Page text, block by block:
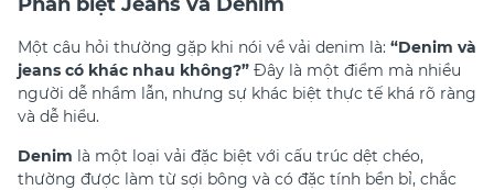
Một câu hỏi thường gặp khi nói về vải denim là: “Denim và
jeans có khác nhau không?” Đây là một điểm mà nhiều
người dễ nhầm lẫn, nhưng sự khác biệt thực tế khá rõ ràng
và dễ hiểu.
Denim là một loại vải đặc biệt với cấu trúc dệt chéo,
thường được làm từ sợi bông và có đặc tính bền bỉ, chắc